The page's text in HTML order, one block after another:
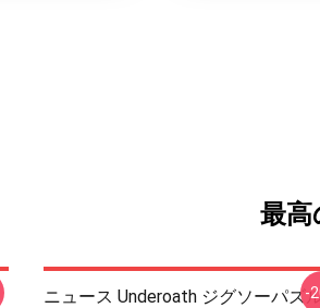
最高
ニュース Underoath ジグソーパズ-